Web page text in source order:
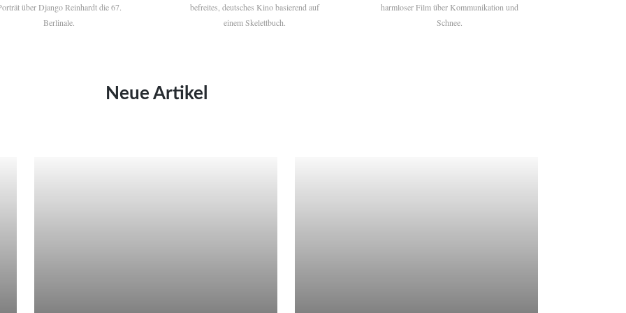
über Django Reinhardt die 67.
Berlinale.
befreites, deutsches Kino basierend auf
einem Skelettbuch.
harmloser Film über Kommunikation und
Schnee.
Neue Artikel